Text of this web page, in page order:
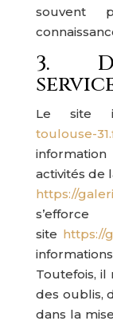
souvent
3.
Le site
toulouse-
activités de
https://
site https://
Toutefois,
des oublis,
dans la